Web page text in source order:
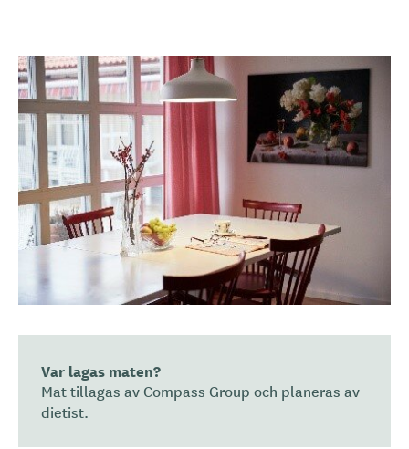
i
v
n
i
n
g
Var lagas maten?
Mat tillagas av Compass Group och planeras av
dietist.